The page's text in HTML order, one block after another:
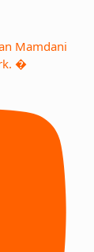
Mamdani
�